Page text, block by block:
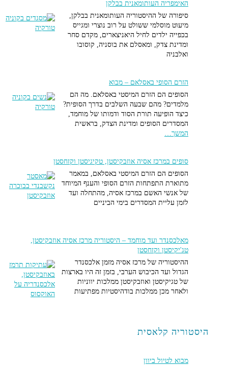
עיר רומאית עתיקה ובהם האמפיתיאטרון השמור בעולם! שנבנה בימי
באמפי מקום לארבעים וחמש אלף צופים
כעיר קודש, השליט נקרא משיח – מהדי, ומכאן השם. מהדייה הייתה
שבערי תוניסיה עד למאה ה16 ויש בה שרידים פאטימים מרשימים.
חשובה על החוף, כאן נוסד הריבאט הראשון – מבצר הגבול במאה
עתיק ויש בה מסגד גדול יפה שנבנה במאה ה-9
שרידים חשובים מהתקופה האלגבית והפאטימית.
האימפריה העותומאנית בבלקן
סיפורה של ההיסטוריה העותומאנית בבלקן,
מיעוט מוסלמי ששולט על רוב נוצרי ומגייס
בכפייה ילדים לחיל היאניצארים, מקדם סחר
ומדינת צדק, ומאסלם את בוסניה, קוסובו
ואלבניה
הזרם הסופי באסלאם – מבוא
הסופים הם הזרם המיסטי באסלאם. מה הם
מלמדים? מהם שבעה השלבים בדרך הסופית?
כיצד הופיעה תורת הסוד ודמותו של מוחמד,
המסדרים הסופים ומדינת הצדק, בראשית
המשך…
סופים במרכז אסיה אוזבקיסטן, טקיגיסטן וקזחסטן
הסופים הם הזרם המיסטי באסלאם, במאמר
מתוארת התפתחות הזרם הסופי והענף המיוחד
של אנשי האשם במרכז אסיה, מהתחלה ועד
לזמן עליית המסדרים בימי הביניים
מאלכסנדר ועד מוחמד – היסטוריה מרכז אסיה אוזבקיסטן,
טג'יקיסטן וקזחסטן
ההיסטוריה של מרכז אסיה מזמן אלכסנדר
הגדול ועד הכיבוש הערבי, בזמן זה היו בארצות
של טגיקיסטן ואוזבקיסטן ממלכות יווניות
ולאחר מכן ממלכות בודהיסטיות מפתיעות
היסטוריה קלאסית
מבוא לטיול ביוון